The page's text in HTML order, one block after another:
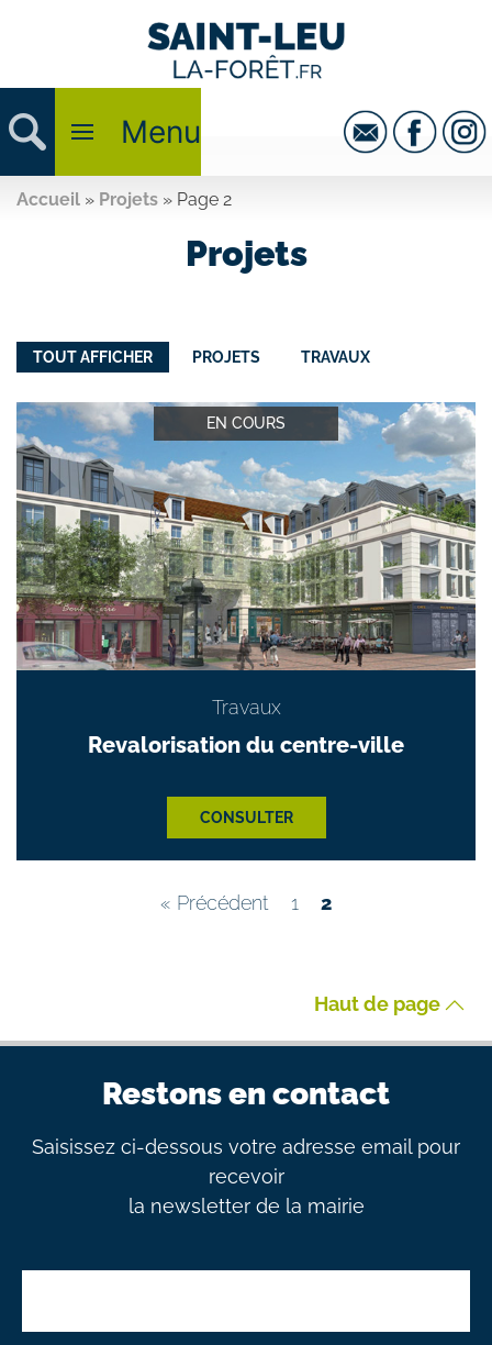
Menu
Accueil » Projets » Page 2
Projets
TOUT AFFICHER PROJETS TRAVAUX
EN COURS
Travaux
Revalorisation du centre-ville
CONSULTER
« Précédent 1 2
Haut de page
Restons en contact
Saisissez ci-dessous votre adresse email pour
recevoir
la newsletter de la mairie